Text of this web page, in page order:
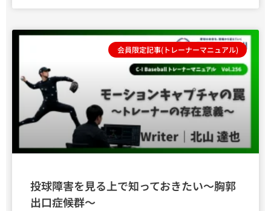
会員限定記事(トレーナーマニュアル)
投球障害を見る上で知っておきたい〜胸郭
出口症候群〜